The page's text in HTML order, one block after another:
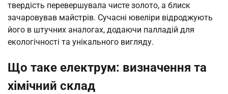
твердість перевершувала чисте золото, а блиск
зачаровував майстрів. Сучасні ювеліри відроджують
його в штучних аналогах, додаючи палладій для
екологічності та унікального вигляду.
Що таке електрум: визначення та
хімічний склад